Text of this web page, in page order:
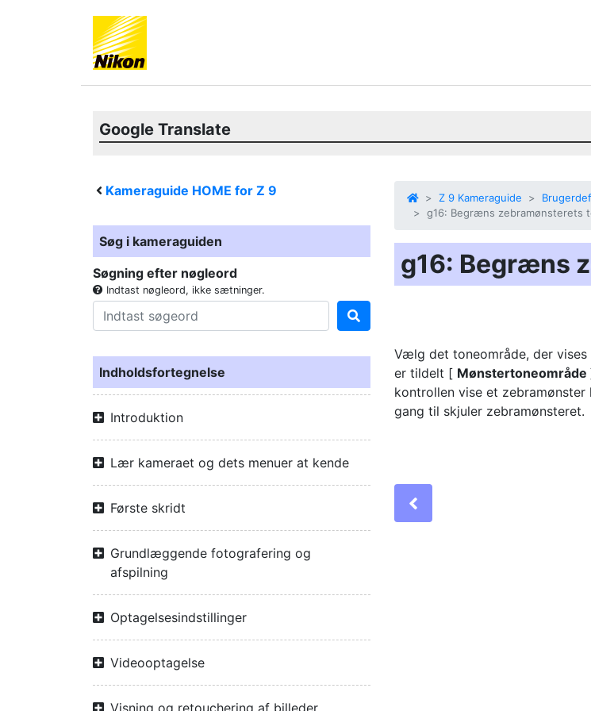
Google Translate
Kameraguide HOME for Z 9
Søg i kameraguiden
Søgning efter nøgleord
Indtast nøgleord, ikke sætninger.
Indholdsfortegnelse
Introduktion
Lær kameraet og dets menuer at kende
Første skridt
Grundlæggende fotografering og
afspilning
Optagelsesindstillinger
Videooptagelse
Visning og retouchering af billeder
Z 9 Kameraguide
g16: Begræns zebramønsterets
g16: Begræns
Vælg det toneområde, der vises
er tildelt [ Mønstertoneområde
kontrollen vise et
gang til skjuler zebramønsteret.